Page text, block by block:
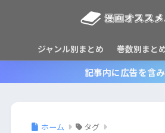
ジャンル別まとめ 巻数別まと
記事内に広告を含
ホーム タグ